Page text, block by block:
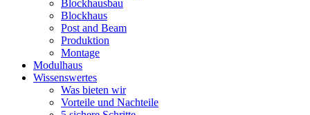
Blockhausbau
Blockhaus
Post and Beam
Produktion
Montage
Modulhaus
Wissenswertes
Was bieten wir
Vorteile und Nachteile